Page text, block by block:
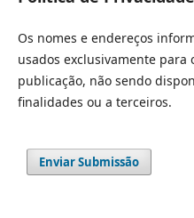
Os nomes e endereços
usados exclusivamente para
publicação, não sendo
finalidades ou a terceiros.
Enviar Submissão